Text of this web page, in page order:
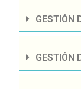
GESTIÓN
GESTIÓN